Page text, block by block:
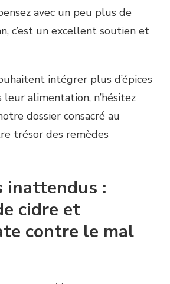
avec un peu plus de
c’est un excellent soutien et
intégrer plus d’épices
leur alimentation, n’hésitez
dossier consacré au
trésor des remèdes
inattendus :
cidre et
contre le mal